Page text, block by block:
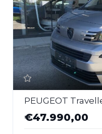
€47.990,00